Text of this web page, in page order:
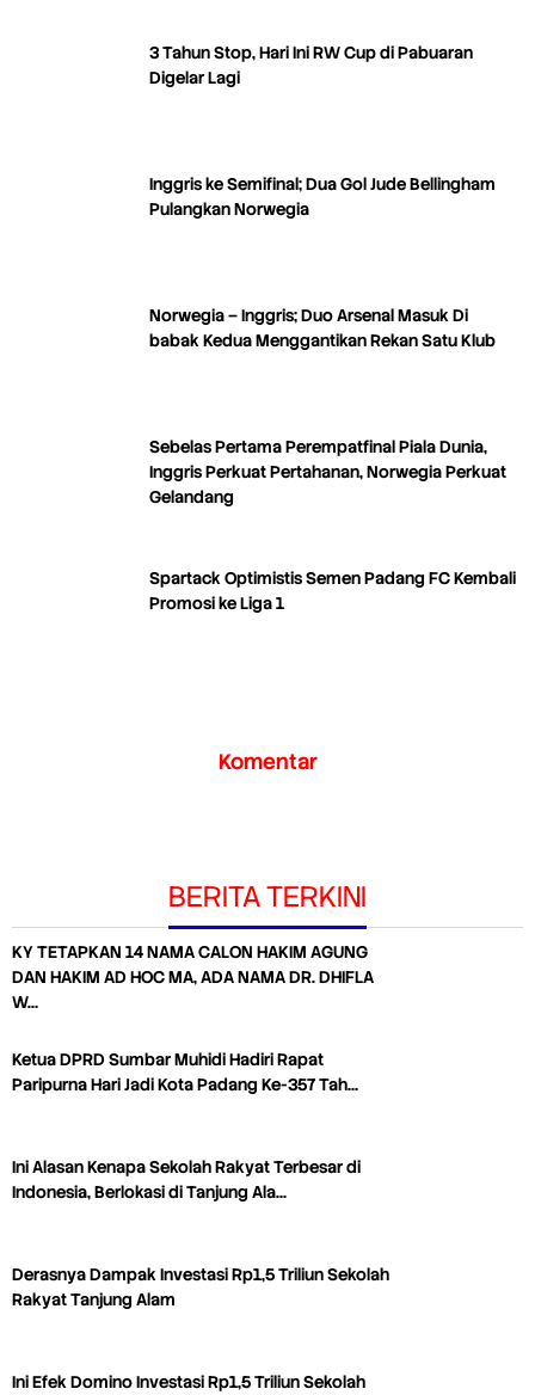
3 Tahun Stop, Hari Ini RW Cup di Pabuaran
Digelar Lagi
Inggris ke Semifinal; Dua Gol Jude Bellingham
Pulangkan Norwegia
Norwegia – Inggris; Duo Arsenal Masuk Di
babak Kedua Menggantikan Rekan Satu Klub
Sebelas Pertama Perempatfinal Piala Dunia,
Inggris Perkuat Pertahanan, Norwegia Perkuat
Gelandang
Spartack Optimistis Semen Padang FC Kembali
Promosi ke Liga 1
Komentar
BERITA TERKINI
KY TETAPKAN 14 NAMA CALON HAKIM AGUNG
DAN HAKIM AD HOC MA, ADA NAMA DR. DHIFLA
W…
Ketua DPRD Sumbar Muhidi Hadiri Rapat
Paripurna Hari Jadi Kota Padang Ke-357 Tah…
Ini Alasan Kenapa Sekolah Rakyat Terbesar di
Indonesia, Berlokasi di Tanjung Ala…
Derasnya Dampak Investasi Rp1,5 Triliun Sekolah
Rakyat Tanjung Alam
Ini Efek Domino Investasi Rp1,5 Triliun Sekolah